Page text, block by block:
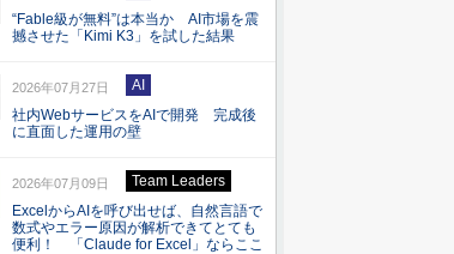
“Fable級が無料”は本当か AI市場を震
撼させた「Kimi K3」を試した結果
2026年07月27日
AI
社内WebサービスをAIで開発 完成後
に直面した運用の壁
2026年07月09日
Team Leaders
ExcelからAIを呼び出せば、自然言語で
数式やエラー原因が解析できてとても
便利！ 「Claude for Excel」ならここ